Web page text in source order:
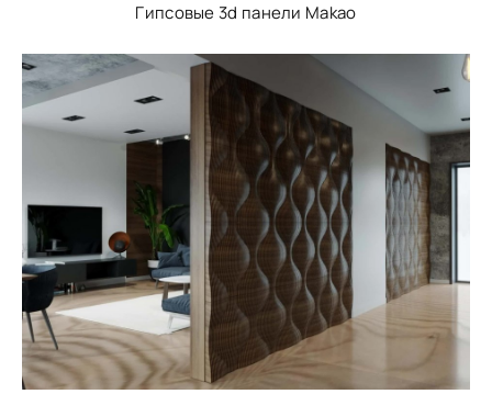
Гипсовые 3d панели Makao